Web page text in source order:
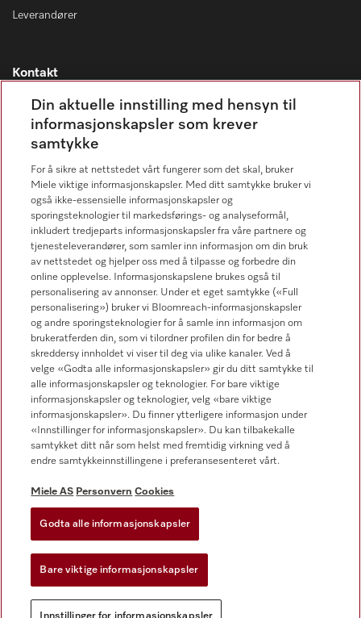
Leverandører
Kontakt
Kontaktoversikt
Miele Professional Service
67 17 34 40
Forbrukerkontakt
67 17 31 00
Forhandlersøk
Følg Miele Professional
Personvern
Vilkår for bruk
Vilkår og betingelser
Innstillinger for informasjonskapsler
Din aktuelle innstilling med hensyn til
informasjonskapsler som krever
samtykke
For å sikre at nettstedet vårt fungerer som det skal, bruker
Miele viktige informasjonskapsler. Med ditt samtykke bruker vi
også ikke-essensielle informasjonskapsler og
sporingsteknologier til markedsførings- og analyseformål,
inkludert tredjeparts informasjonskapsler fra våre partnere og
tjenesteleverandører, som samler inn informasjon om din bruk
av nettstedet og hjelper oss med å tilpasse og forbedre din
online opplevelse. Informasjonskapslene brukes også til
personalisering av annonser. Under et eget samtykke («Full
personalisering») bruker vi Bloomreach-informasjonskapsler
og andre sporingsteknologier for å samle inn informasjon om
brukeratferden din, som vi tilordner profilen din for bedre å
skreddersy innholdet vi viser til deg via ulike kanaler. Ved å
velge «Godta alle informasjonskapsler» gir du ditt samtykke til
alle informasjonskapsler og teknologier. For bare viktige
informasjonskapsler og teknologier, velg «bare viktige
informasjonskapsler». Du finner ytterligere informasjon under
«Innstillinger for informasjonskapsler». Du kan tilbakekalle
samtykket ditt når som helst med fremtidig virkning ved å
endre samtykkeinnstillingene i preferansesenteret vårt.
Miele AS Personvern Cookies
Godta alle informasjonskapsler
Bare viktige informasjonskapsler